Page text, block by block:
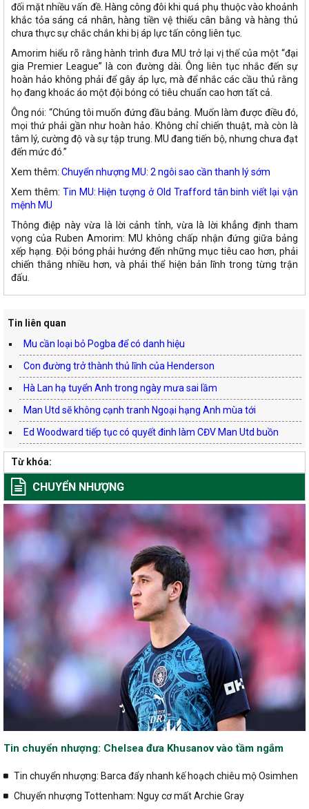
đối mặt nhiều vấn đề. Hàng công đôi khi quá phụ thuộc vào khoảnh
khắc tỏa sáng cá nhân, hàng tiền vệ thiếu cân bằng và hàng thủ
chưa thực sự chắc chắn khi bị áp lực tấn công liên tục.
Amorim hiểu rõ rằng hành trình đưa MU trở lại vị thế của một “đại
gia Premier League” là con đường dài. Ông liên tục nhắc đến sự
hoàn hảo không phải để gây áp lực, mà để nhắc các cầu thủ rằng
họ đang khoác áo một đội bóng có tiêu chuẩn cao hơn tất cả.
Ông nói: “Chúng tôi muốn đứng đầu bảng. Muốn làm được điều đó,
mọi thứ phải gần như hoàn hảo. Không chỉ chiến thuật, mà còn là
tâm lý, cường độ và sự tập trung. MU đang tiến bộ, nhưng chưa đạt
đến mức đó.”
Xem thêm: Chuyển nhượng MU: 2 ngôi sao cần thanh lý sớm
Xem thêm: Tin MU: Hiện tượng ở Old Trafford tân binh viết lại vận
mệnh MU
Thông điệp này vừa là lời cảnh tỉnh, vừa là lời khẳng định tham
vọng của Ruben Amorim: MU không chấp nhận đứng giữa bảng
xếp hạng. Đội bóng phải hướng đến những mục tiêu cao hơn, phải
chiến thắng nhiều hơn, và phải thể hiện bản lĩnh trong từng trận
đấu.
Tin liên quan
Mu cần loại bỏ Pogba để có danh hiệu
Con đường trở thành thủ lĩnh của Henderson
Hà Lan hạ tuyển Anh trong ngày mưa sai lầm
Man Utd sẽ không cạnh tranh Ngoại hạng Anh mùa tới
Ed Woodward tiếp tục có quyết đinh làm CĐV Man Utd buồn
Từ khóa:
CHUYỂN NHƯỢNG
Tin chuyển nhượng: Chelsea đưa Khusanov vào tầm ngắm
Tin chuyển nhượng: Barca đẩy nhanh kế hoạch chiêu mộ Osimhen
Chuyển nhượng Tottenham: Nguy cơ mất Archie Gray